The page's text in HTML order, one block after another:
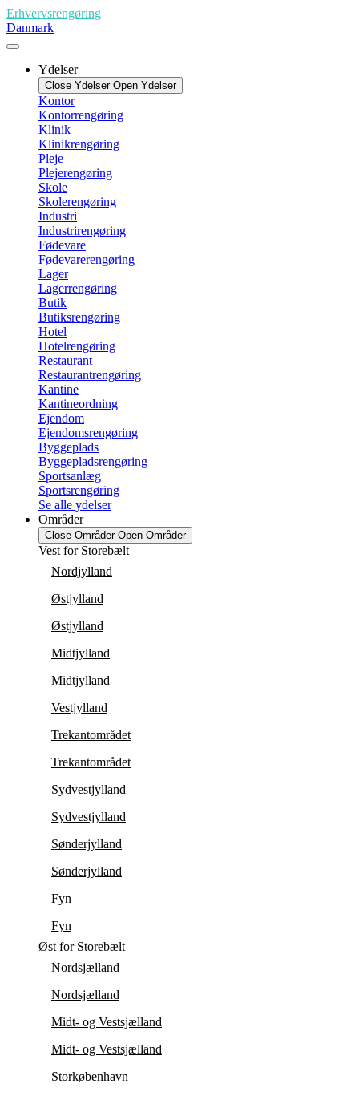
Videre
til
indhold
Erhvervsrengøring
Danmark
Ydelser
Close Ydelser Open Ydelser
Kontor
Kontorrengøring
Klinik
Klinikrengøring
Pleje
Plejerengøring
Skole
Skolerengøring
Industri
Industrirengøring
Fødevare
Fødevarerengøring
Lager
Lagerrengøring
Butik
Butiksrengøring
Hotel
Hotelrengøring
Restaurant
Restaurantrengøring
Kantine
Kantineordning
Ejendom
Ejendomsrengøring
Byggeplads
Byggepladsrengøring
Sportsanlæg
Sportsrengøring
Se alle ydelser
Områder
Close Områder Open Områder
Vest for Storebælt
Nordjylland
Østjylland
Østjylland
Midtjylland
Midtjylland
Vestjylland
Trekantområdet
Trekantområdet
Sydvestjylland
Sydvestjylland
Sønderjylland
Sønderjylland
Fyn
Fyn
Øst for Storebælt
Nordsjælland
Nordsjælland
Midt- og Vestsjælland
Midt- og Vestsjælland
Storkøbenhavn